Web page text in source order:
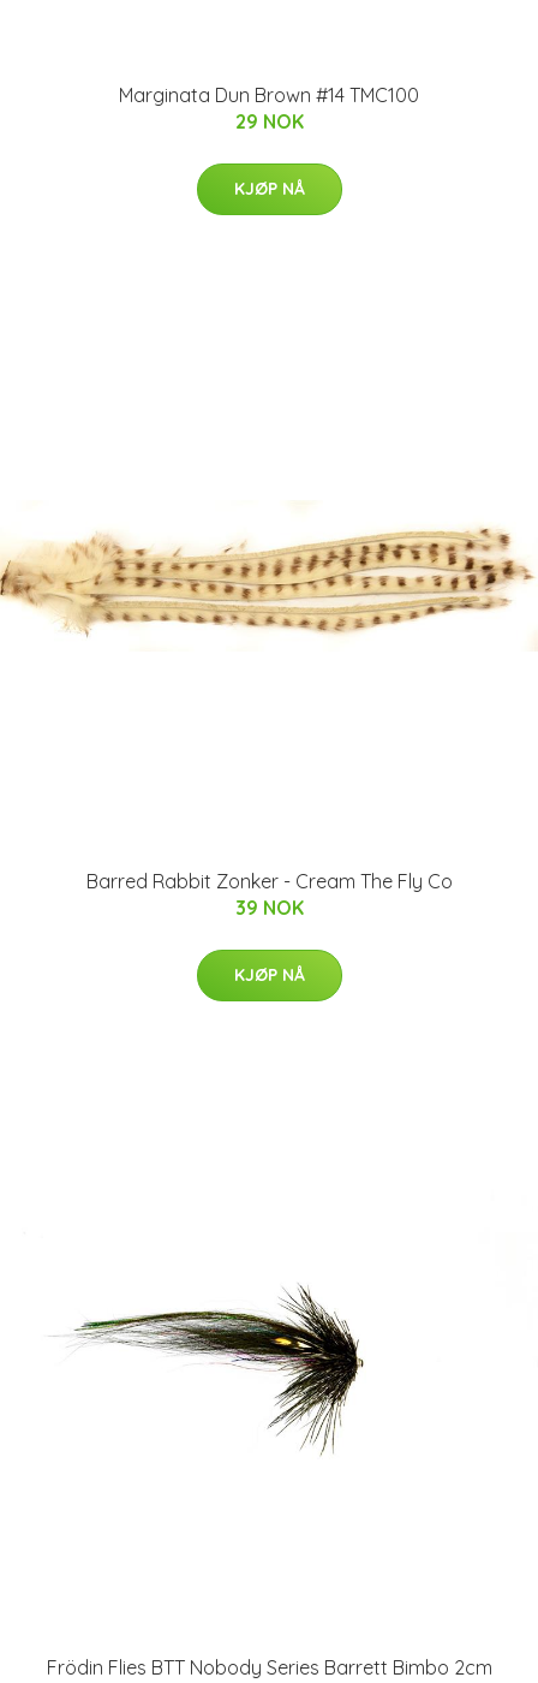
Marginata Dun Brown #14 TMC100
29 NOK
KJØP NÅ
Barred Rabbit Zonker - Cream The Fly Co
39 NOK
KJØP NÅ
Frödin Flies BTT Nobody Series Barrett Bimbo 2cm